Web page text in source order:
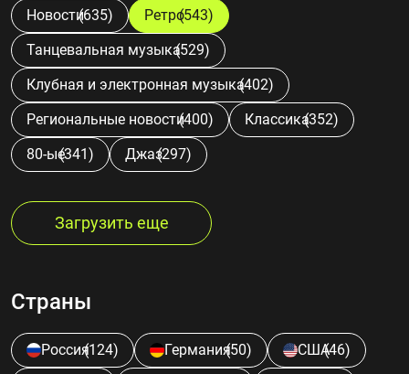
Новости(635) Ретро(543)
Танцевальная музыка(529)
Клубная и электронная музыка(402)
Региональные новости(400) Классика(352)
80-ые(341) Джаз(297)
Загрузить еще
Страны
Россия(124) Германия(50) США(46)